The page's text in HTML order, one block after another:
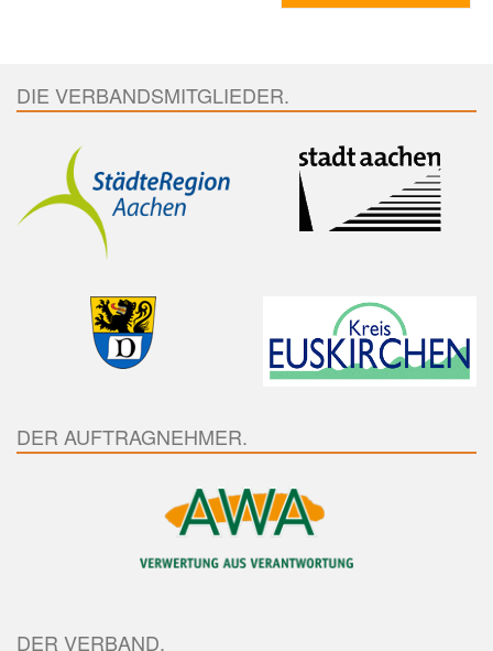
DIE VERBANDSMITGLIEDER.
DER AUFTRAGNEHMER.
DER VERBAND.